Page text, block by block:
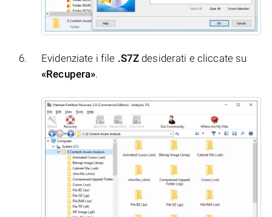
Evidenziate i file .S7Z desiderati e cliccate su
«Recupera».